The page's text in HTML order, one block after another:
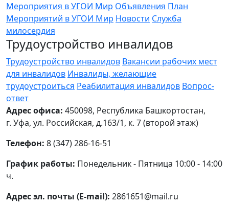
Мероприятия в УГОИ Мир Объявления План
Мероприятий в УГОИ Мир Новости Служба
милосердия
Трудоустройство инвалидов
Трудоустройство инвалидов Вакансии рабочих мест
для инвалидов Инвалиды, желающие
трудоустроиться Реабилитация инвалидов Вопрос-
ответ
Адрес офиса: 450098, Республика Башкортостан,
г. Уфа, ул. Российская, д.163/1, к. 7 (второй этаж)
Телефон: 8 (347) 286-16-51
График работы: Понедельник - Пятница 10:00 - 14:00
ч.
Адрес эл. почты (E-mail): 2861651@mail.ru